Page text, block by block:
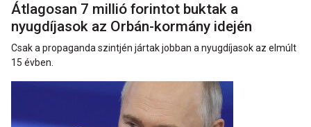
Átlagosan 7 millió forintot buktak a
nyugdíjasok az Orbán-kormány idején
Csak a propaganda szintjén jártak jobban a nyugdíjasok az elmúlt
15 évben.